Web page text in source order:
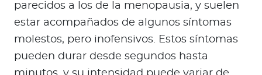
parecidos a los de la menopausia, y suelen
estar acompañados de algunos síntomas
molestos, pero inofensivos. Estos síntomas
pueden durar desde segundos hasta